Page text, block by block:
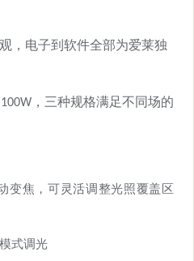
，电子到软件全部为爱莱独
，三种规格满足不同场的
变焦，可灵活调整光照覆盖区
式调光